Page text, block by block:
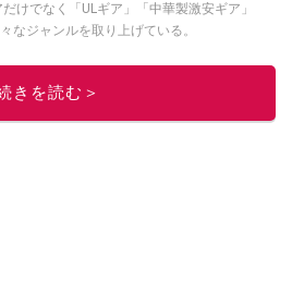
けでなく「ULギア」「中華製激安ギア」
なジャンルを取り上げている。
このイチオシストの他の記事を読む
きを読む＞